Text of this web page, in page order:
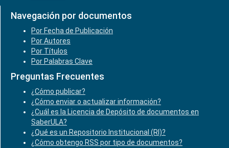
Navegación por documentos
Por Fecha de Publicación
Por Autores
Por Títulos
Por Palabras Clave
Preguntas Frecuentes
¿Cómo publicar?
¿Cómo enviar o actualizar información?
¿Cuál es la Licencia de Depósito de documentos en
SaberULA?
¿Qué es un Repositorio Institucional (RI)?
¿Cómo obtengo RSS por tipo de documentos?